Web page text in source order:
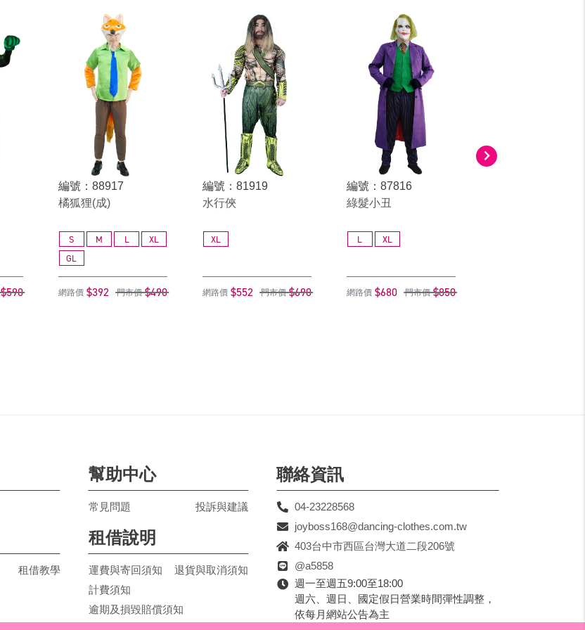
$590
編號：88917
橘狐狸(成)
S M L
XL
GL
網路價 $392 門市價 $490
編號：81919
水行俠
XL
網路價 $552 門市價 $690
編號：87816
綠髮小丑
L XL
網路價 $680 門市價 $850
租借教學
幫助中心
常見問題 投訴與建議
租借說明
運費與寄回須知
退貨與取消須知
計費須知
逾期及損毀賠償須知
聯絡資訊
04-23228568
joyboss168@dancing-clothes.com.tw
403台中市西區台灣大道二段206號
@a5858
週一至週五9:00至18:00
週六、週日、國定假日營業時間彈性調整，
依每月網站公告為主